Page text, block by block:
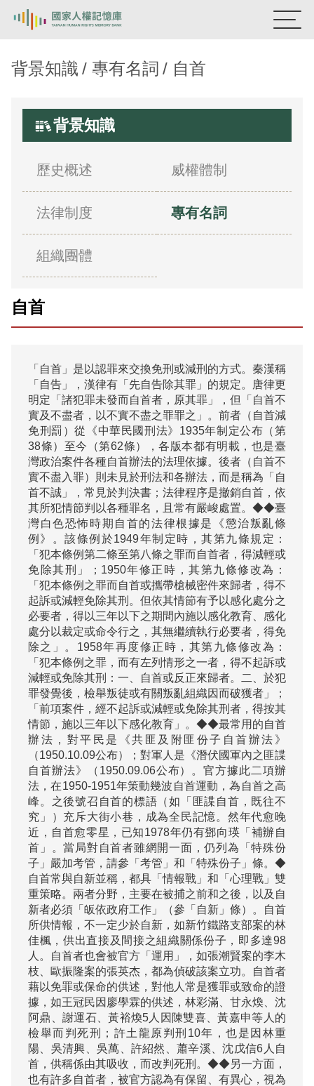
新生訓導處
蛋殼畫
關於我們
意見信箱
背景知識 專有名詞 自首
背景知識
歷史概述 威權體制
法律制度 專有名詞
組織團體
自首
「自首」是以認罪來交換免刑或減刑的方式。秦漢稱
「自告」，漢律有「先自告除其罪」的規定。唐律更
明定「諸犯罪未發而自首者，原其罪」，但「自首不
實及不盡者，以不實不盡之罪罪之」。前者（自首減
免刑罰）從《中華民國刑法》1935年制定公布（第
38條）至今（第62條），各版本都有明載，也是臺
灣政治案件各種自首辦法的法理依據。後者（自首不
實不盡入罪）則未見於刑法和各辦法，而是稱為「自
首不誠」，常見於判決書；法律程序是撤銷自首，依
其所犯情節判以各種罪名，且常有嚴峻處置。◆◆臺
灣白色恐怖時期自首的法律根據是《懲治叛亂條
例》。該條例於1949年制定時，其第九條規定：
「犯本條例第二條至第八條之罪而自首者，得減輕或
免除其刑」；1950年修正時，其第九條修改為：
「犯本條例之罪而自首或攜帶槍械密件來歸者，得不
起訴或減輕免除其刑。但依其情節有予以感化處分之
必要者，得以三年以下之期間內施以感化教育、感化
處分以裁定或命令行之，其無繼續執行必要者，得免
除之」。1958年再度修正時，其第九條修改為：
「犯本條例之罪，而有左列情形之一者，得不起訴或
減輕或免除其刑：一、自首或反正來歸者。二、於犯
罪發覺後，檢舉叛徒或有關叛亂組織因而破獲者」；
「前項案件，經不起訴或減輕或免除其刑者，得按其
情節，施以三年以下感化教育」。◆◆最常用的自首
辦法，對平民是《共匪及附匪份子自首辦法》
（1950.10.09公布）；對軍人是《潛伏國軍內之匪諜
自首辦法》（1950.09.06公布）。官方據此二項辦
法，在1950-1951年策動幾波自首運動，為自首之高
峰。之後號召自首的標語（如「匪諜自首，既往不
究」）充斥大街小巷，成為全民記憶。然年代愈晚
近，自首愈零星，已知1978年仍有鄧向瑛「補辦自
首」。當局對自首者雖網開一面，仍列為「特殊份
子」嚴加考管，請參「考管」和「特殊份子」條。◆
自首常與自新並稱，都具「情報戰」和「心理戰」雙
重策略。兩者分野，主要在被捕之前和之後，以及自
新者必須「皈依政府工作」（參「自新」條）。自首
所供情報，不一定少於自新，如新竹鐵路支部案的林
佳楓，供出直接及間接之組織關係份子，即多達98
人。自首者也會被官方「運用」，如張潮賢案的李木
枝、歐振隆案的張英杰，都為偵破該案立功。自首者
藉以免罪或保命的供述，對他人常是獲罪或致命的證
據，如王冠民因廖學霖的供述，林彩滿、甘永煥、沈
阿鼎、謝運石、黃裕煥5人因陳雙喜、黃嘉申等人的
檢舉而判死刑；許土龍原判刑10年，也是因林重
陽、吳清興、吳萬、許紹然、蕭辛溪、沈戊信6人自
首，供稱係由其吸收，而改判死刑。◆◆另一方面，
也有許多自首者，被官方認為有保留、有異心，視為